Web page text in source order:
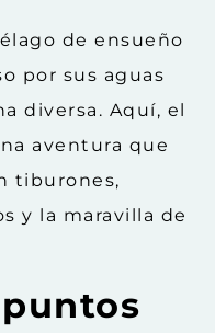
de ensueño
por sus aguas
diversa. Aquí, el
aventura que
tiburones,
y la maravilla de